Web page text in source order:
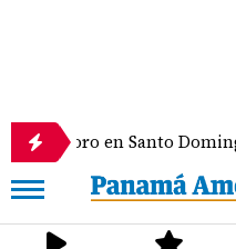
de oro en Santo